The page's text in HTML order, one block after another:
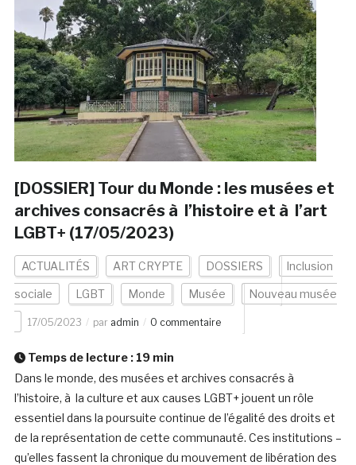
[DOSSIER] Tour du Monde : les musées et
archives consacrés à l’histoire et à l’art
LGBT+ (17/05/2023)
ACTUALITÉS ART CRYPTE DOSSIERS Inclusion
sociale LGBT Monde Musée Nouveau musée
17/05/2023 par admin 0 commentaire
Temps de lecture : 19 min
Dans le monde, des musées et archives consacrés à
l’histoire, à la culture et aux causes LGBT+ jouent un rôle
essentiel dans la poursuite continue de l’égalité des droits et
de la représentation de cette communauté. Ces institutions –
qu’elles fassent la chronique du mouvement de libération des